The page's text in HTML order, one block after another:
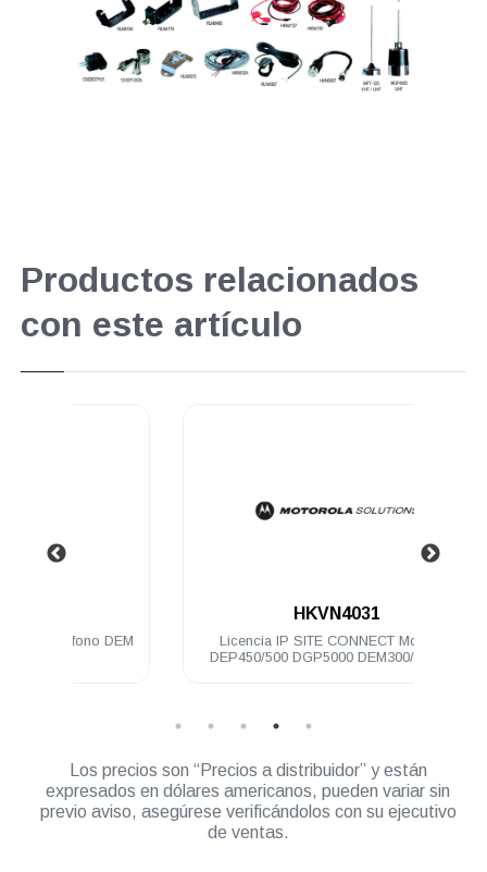
Productos relacionados
con este artículo
Licencia IP SITE CONNECT Motorola
DEP450/500 DGP5000 DEM300/400/500
Los precios son “Precios a distribuidor” y están
expresados en dólares americanos, pueden variar sin
previo aviso, asegúrese verificándolos con su ejecutivo
de ventas.